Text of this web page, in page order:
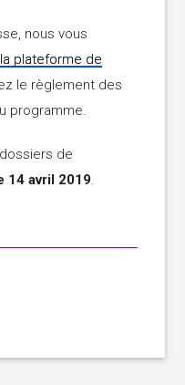
nous vous
plateforme de
le règlement des
programme.
de
14 avril 2019.